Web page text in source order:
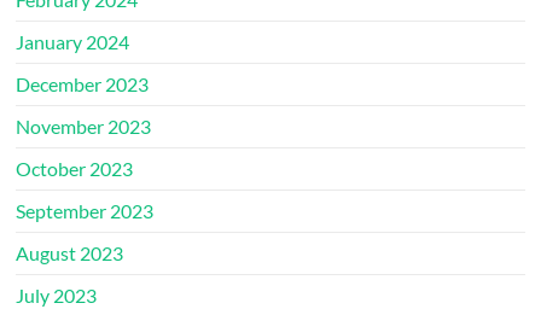
January 2024
December 2023
November 2023
October 2023
September 2023
August 2023
July 2023